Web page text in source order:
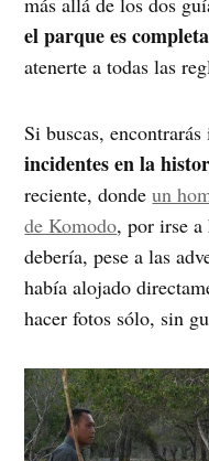
el parque es
atenerte a todas las
Si buscas,
incidentes en la
reciente, dondeun
de Komodo, por irse a
debería, pese a las
había alojado
hacer fotos sólo, sin